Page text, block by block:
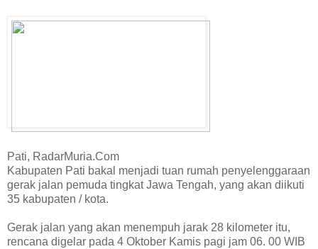
Pati, RadarMuria.Com
Kabupaten Pati bakal menjadi tuan rumah penyelenggaraan
gerak jalan pemuda tingkat Jawa Tengah, yang akan diikuti
35 kabupaten / kota.
Gerak jalan yang akan menempuh jarak 28 kilometer itu,
rencana digelar pada 4 Oktober Kamis pagi jam 06. 00 WIB